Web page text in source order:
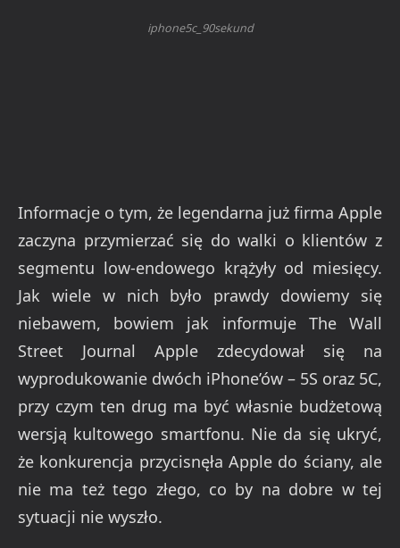
iphone5c_90sekund
Informacje o tym, że legendarna już firma Apple
zaczyna przymierzać się do walki o klientów z
segmentu low-endowego krążyły od miesięcy.
Jak wiele w nich było prawdy dowiemy się
niebawem, bowiem jak informuje The Wall
Street Journal Apple zdecydował się na
wyprodukowanie dwóch iPhone’ów – 5S oraz 5C,
przy czym ten drug ma być własnie budżetową
wersją kultowego smartfonu. Nie da się ukryć,
że konkurencja przycisnęła Apple do ściany, ale
nie ma też tego złego, co by na dobre w tej
sytuacji nie wyszło.